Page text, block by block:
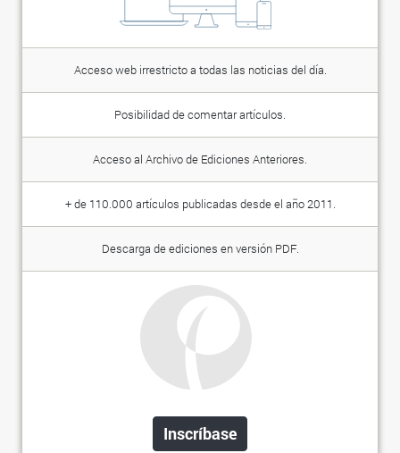
Acceso web irrestricto a todas las noticias del día.
Posibilidad de comentar artículos.
Acceso al Archivo de Ediciones Anteriores.
+ de 110.000 artículos publicadas desde el año 2011.
Descarga de ediciones en versión PDF.
Inscríbase